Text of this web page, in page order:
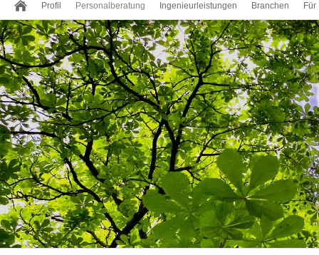
Profil Personalberatung Ingenieurleistungen Branchen